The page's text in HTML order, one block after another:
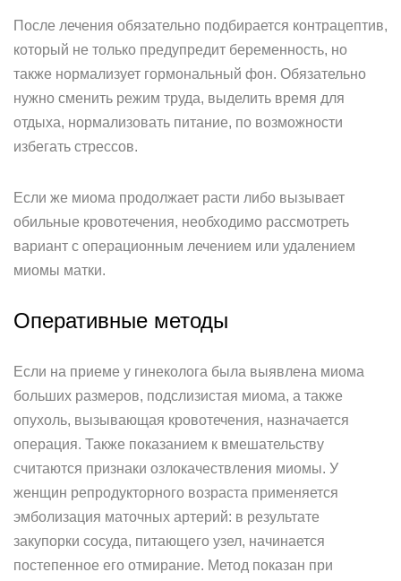
После лечения обязательно подбирается контрацептив,
который не только предупредит беременность, но
также нормализует гормональный фон. Обязательно
нужно сменить режим труда, выделить время для
отдыха, нормализовать питание, по возможности
избегать стрессов.­
Если же миома продолжает расти либо вызывает
обильные кровотечения, необходимо рассмотреть
вариант с операционным лечением или удалением
миомы матки.
Оперативные методы­
Если на приеме у гинеколога была выявлена миома
больших размеров, подслизистая миома, а также
опухоль, вызывающая кровотечения, назначается
операция. Также показанием к вмешательству
считаются признаки озлокачествления миомы. У
женщин репродукторного возраста применяется
эмболизация маточных артерий: в результате
закупорки сосуда, питающего узел, начинается
постепенное его отмирание. Метод показан при